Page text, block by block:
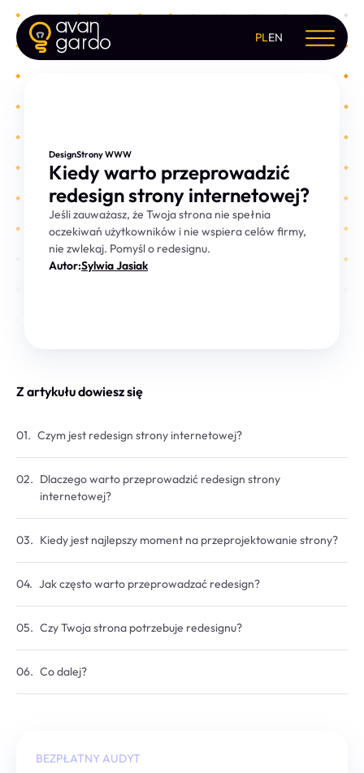
PLEN
DesignStrony WWW
Kiedy warto przeprowadzić
redesign strony internetowej?
Jeśli zauważasz, że Twoja strona nie spełnia
oczekiwań użytkowników i nie wspiera celów firmy,
nie zwlekaj. Pomyśl o redesignu.
Autor:Sylwia Jasiak
Z artykułu dowiesz się
Czym jest redesign strony internetowej?
Dlaczego warto przeprowadzić redesign strony
internetowej?
Kiedy jest najlepszy moment na przeprojektowanie strony?
Jak często warto przeprowadzać redesign?
Czy Twoja strona potrzebuje redesignu?
Co dalej?
BEZPŁATNY AUDYT